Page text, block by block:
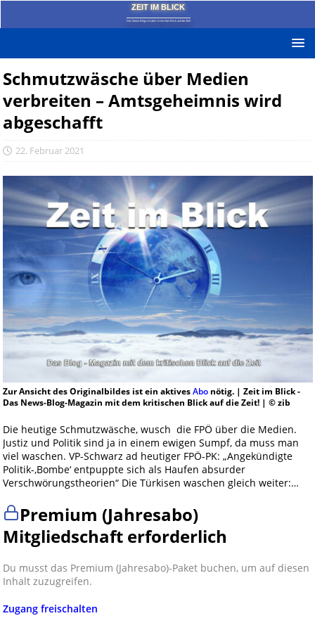
ZEIT IM BLICK
Das News-Blog mit dem kritischen Blick auf die Zeit!
Schmutzwäsche über Medien
verbreiten – Amtsgeheimnis wird
abgeschafft
22. Februar 2021
Zur Ansicht des Originalbildes ist ein aktivesAbonötig. | Zeit im Blick -
Das News-Blog-Magazin mit dem kritischen Blick auf die Zeit! | © zib
Die heutige Schmutzwäsche, wusch die FPÖ über die Medien.
Justiz und Politik sind ja in einem ewigen Sumpf, da muss man
viel waschen. VP-Schwarz ad heutiger FPÖ-PK: „Angekündigte
Politik-‚Bombe‘ entpuppte sich als Haufen absurder
Verschwörungstheorien“ Die Türkisen waschen gleich weiter:…
Premium (Jahresabo)
Mitgliedschaft erforderlich
Du musst das Premium (Jahresabo)-Paket buchen, um auf diesen
Inhalt zuzugreifen.
Zugang freischalten